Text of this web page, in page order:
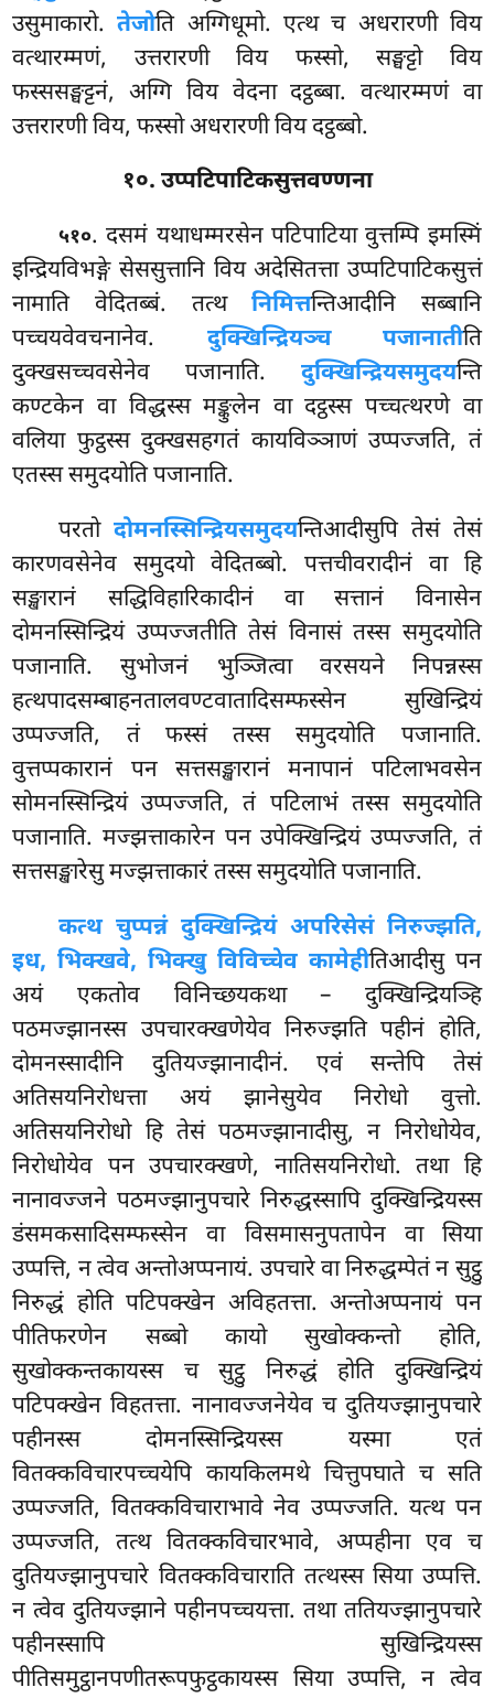
उसुमाकारो.तेजोति अग्गिधूमो. एत्थ च अधरारणी विय
वत्थारम्मणं, उत्तरारणी विय फस्सो, सङ्घट्टो विय
फस्ससङ्घट्टनं, अग्गि विय वेदना दट्ठब्बा. वत्थारम्मणं वा
उत्तरारणी विय, फस्सो अधरारणी विय दट्ठब्बो.
१०. उप्पटिपाटिकसुत्तवण्णना
५१०. दसमं यथाधम्मरसेन पटिपाटिया वुत्तम्पि इमस्मिं
इन्द्रियविभङ्गे सेससुत्तानि विय अदेसितत्ता उप्पटिपाटिकसुत्तं
नामाति वेदितब्बं. तत्थनिमित्तन्तिआदीनि सब्बानि
पच्चयवेवचनानेव. दुक्खिन्द्रियञ्च पजानातीति
दुक्खसच्चवसेनेव पजानाति. दुक्खिन्द्रियसमुदयन्ति
कण्टकेन वा विद्धस्स मङ्कुलेन वा दट्ठस्स पच्चत्थरणे वा
वलिया फुट्ठस्सदुक्खसहगतं कायविञ्ञाणं उप्पज्जति, तं
एतस्स समुदयोति पजानाति.
परतो दोमनस्सिन्द्रियसमुदयन्तिआदीसुपि तेसं तेसं
कारणवसेनेव समुदयो वेदितब्बो. पत्तचीवरादीनं वा हि
सङ्खारानं सद्धिविहारिकादीनं वा सत्तानं विनासेन
दोमनस्सिन्द्रियं उप्पज्जतीति तेसं विनासं तस्स समुदयोति
पजानाति. सुभोजनं भुञ्जित्वा वरसयने निपन्नस्स
हत्थपादसम्बाहनतालवण्टवातादिसम्फस्सेन सुखिन्द्रियं
उप्पज्जति, तं फस्सं तस्स समुदयोति पजानाति.
वुत्तप्पकारानं पन सत्तसङ्खारानं मनापानं पटिलाभवसेन
सोमनस्सिन्द्रियं उप्पज्जति, तं पटिलाभं तस्स समुदयोति
पजानाति. मज्झत्ताकारेन पन उपेक्खिन्द्रियं उप्पज्जति, तं
सत्तसङ्खारेसु मज्झत्ताकारं तस्स समुदयोति पजानाति.
कत्थ चुप्पन्नं दुक्खिन्द्रियं अपरिसेसं निरुज्झति,
इध, भिक्खवे, भिक्खु विविच्चेव कामेहीतिआदीसु पन
अयं एकतोव विनिच्छयकथा – दुक्खिन्द्रियञ्हि
पठमज्झानस्स उपचारक्खणेयेव निरुज्झति पहीनं होति,
दोमनस्सादीनि दुतियज्झानादीनं. एवं सन्तेपि तेसं
अतिसयनिरोधत्ता अयं झानेसुयेव निरोधो वुत्तो.
अतिसयनिरोधो हि तेसं पठमज्झानादीसु, न निरोधोयेव,
निरोधोयेव पन उपचारक्खणे, नातिसयनिरोधो. तथा हि
नानावज्जनेपठमज्झानुपचारे निरुद्धस्सापि दुक्खिन्द्रियस्स
डंसमकसादिसम्फस्सेन वा विसमासनुपतापेन वा सिया
उप्पत्ति, न त्वेव अन्तोअप्पनायं. उपचारे वा निरुद्धम्पेतं न सुट्ठु
निरुद्धं होति पटिपक्खेन अविहतत्ता. अन्तोअप्पनायं पन
पीतिफरणेन सब्बो कायो सुखोक्कन्तो होति,
सुखोक्कन्तकायस्स च सुट्ठु निरुद्धं होति दुक्खिन्द्रियं
पटिपक्खेनविहतत्ता. नानावज्जनेयेव च दुतियज्झानुपचारे
पहीनस्स दोमनस्सिन्द्रियस्स यस्मा एतं
वितक्कविचारपच्चयेपि कायकिलमथे चित्तुपघाते च सति
उप्पज्जति, वितक्कविचाराभावे नेव उप्पज्जति. यत्थ पन
उप्पज्जति, तत्थ वितक्कविचारभावे, अप्पहीना एव च
दुतियज्झानुपचारे वितक्कविचाराति तत्थस्स सिया उप्पत्ति.
न त्वेव दुतियज्झाने पहीनपच्चयत्ता. तथा ततियज्झानुपचारे
पहीनस्सापि सुखिन्द्रियस्स
पीतिसमुट्ठानपणीतरूपफुट्ठकायस्स सिया उप्पत्ति, न त्वेव